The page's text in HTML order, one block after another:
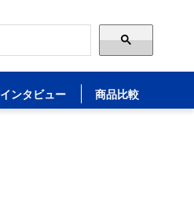
インタビュー 商品比較